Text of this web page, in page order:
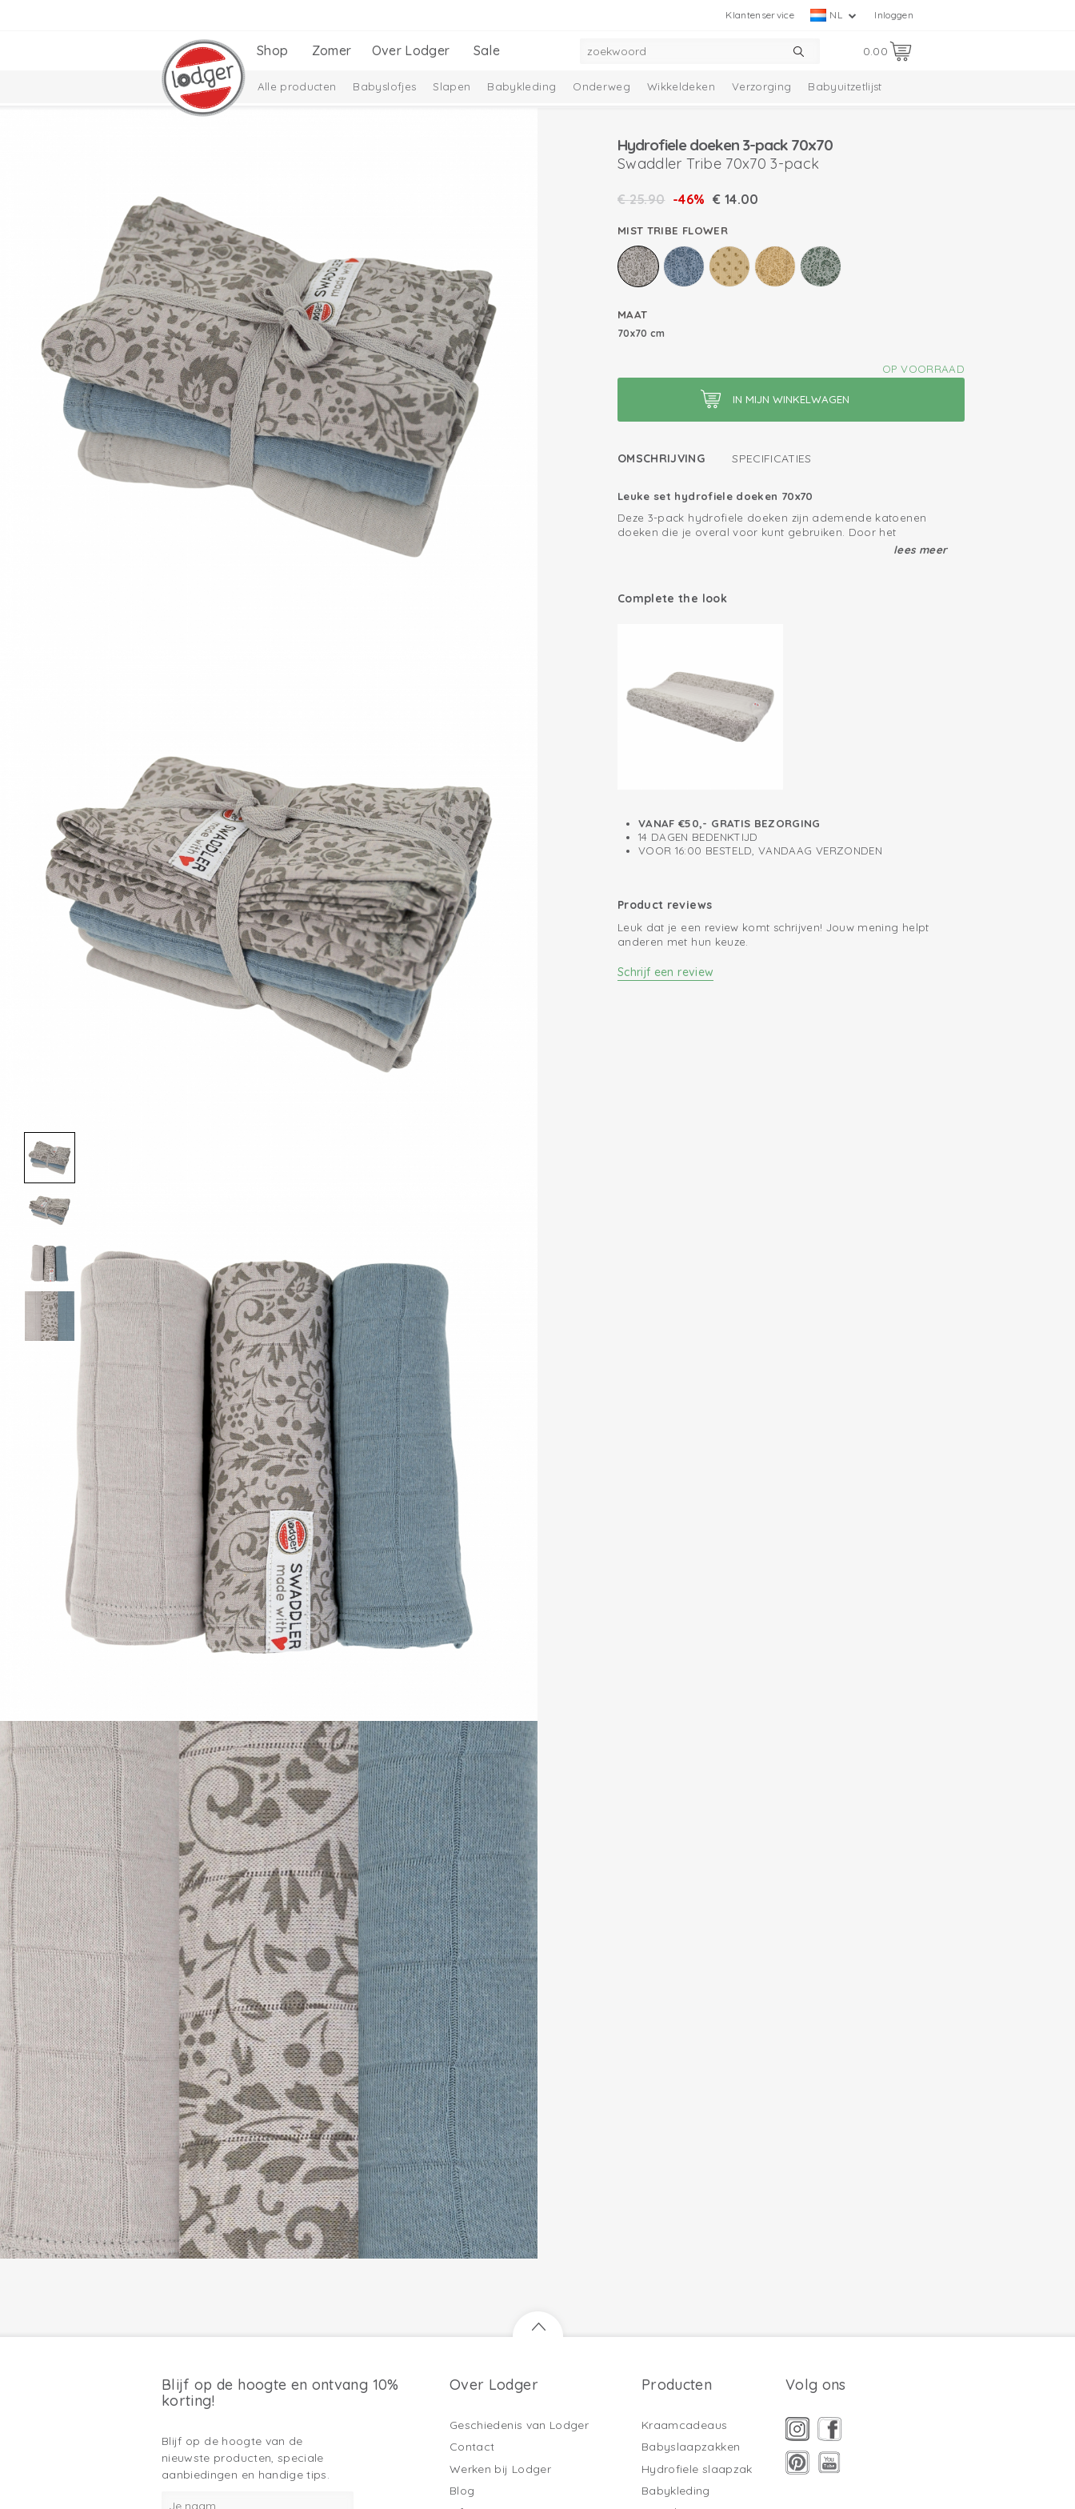
Inloggen
NL
Klantenservice
0.00
Shop Zomer Over Lodger Sale
Alle producten Babyslofjes Slapen Babykleding Onderweg Wikkeldeken Verzorging Babyuitzetlijst
Hydrofiele doeken 3-pack 70x70
Swaddler Tribe 70x70 3-pack
€25.90 -46% € 14.00
MIST TRIBE FLOWER
MAAT
70x70 cm
OP VOORRAAD
OMSCHRIJVING SPECIFICATIES
Leuke set hydrofiele doeken 70x70
Deze 3-pack hydrofiele doeken zijn ademende katoenen
doeken die je overal voor kunt gebruiken. Door het
gebreide katoen is de stof stretchy, luchtig en adsorberend.
hydrofiele doeken als spuugdoek, speendoekje of
lees meer
Complete the look
VANAF €50,- GRATIS BEZORGING
14 DAGEN BEDENKTIJD
VOOR 16:00 BESTELD, VANDAAG VERZONDEN
Product reviews
Leuk dat je een review komt schrijven! Jouw mening helpt
anderen met hun keuze.
Schrijf een review
Blijf op de hoogte en ontvang 10%
korting!
Blijf op de hoogte van de
nieuwste producten, speciale
aanbiedingen en handige tips.
Over Lodger
Geschiedenis van Lodger
Contact
Werken bij Lodger
Blog
Producten
Kraamcadeaus
Babyslaapzakken
Hydrofiele slaapzak
Babykleding
Volg ons